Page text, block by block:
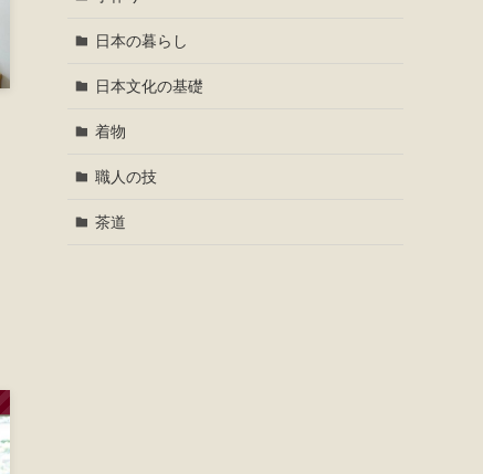
日本の暮らし
日本文化の基礎
着物
職人の技
茶道